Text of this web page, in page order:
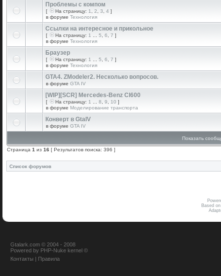
Проблемы с компом
[ На страницу: 1 2 3 4 ]
в форуме Технология
Ссылки на интересное и прикольное
[ На страницу: 1 5 6 7 ]
в форуме Технология
Браузер
[ На страницу: 1 5 6 7 ]
в форуме Технология
GTA4. ZModeler2. Несколько вопросов.
в форуме GTA IV
[WIP][SCR] Mercedes-Benz Cl600
[ На страницу: 1 8 9 10 ]
в форуме Моделирование транспорта
Конверт в GtaIV
в форуме GTA IV
Показать
Страница 1 из 16 [ Результатов поиска: 396 ]
Список форумов
Based
Gtalark.com © 2004 - 2008
Powered by PHP-Nuke kernel ©
Контакты | Правила